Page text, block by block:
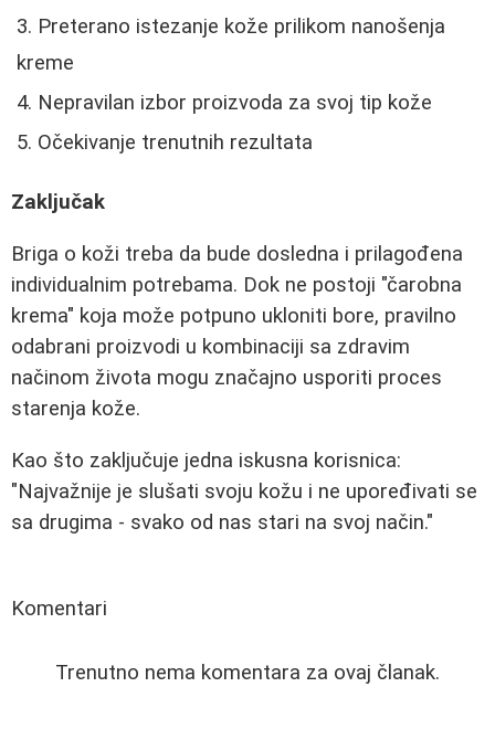
Preterano istezanje kože prilikom nanošenja
kreme
Nepravilan izbor proizvoda za svoj tip kože
Očekivanje trenutnih rezultata
Zaključak
Briga o koži treba da bude dosledna i prilagođena
individualnim potrebama. Dok ne postoji "čarobna
krema" koja može potpuno ukloniti bore, pravilno
odabrani proizvodi u kombinaciji sa zdravim
načinom života mogu značajno usporiti proces
starenja kože.
Kao što zaključuje jedna iskusna korisnica:
"Najvažnije je slušati svoju kožu i ne upoređivati se
sa drugima - svako od nas stari na svoj način."
Komentari
Trenutno nema komentara za ovaj članak.